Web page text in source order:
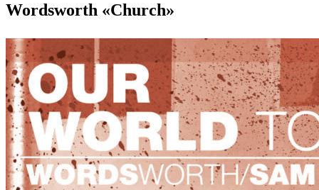
Wordsworth «Church»